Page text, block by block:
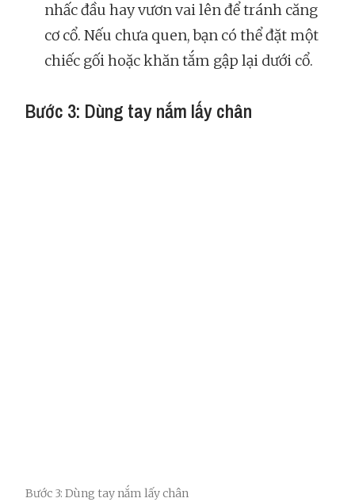
nhấc đầu hay vươn vai lên để tránh căng
cơ cổ. Nếu chưa quen, bạn có thể đặt một
chiếc gối hoặc khăn tắm gập lại dưới cổ.
Bước 3: Dùng tay nắm lấy chân
Bước 3: Dùng tay nắm lấy chân